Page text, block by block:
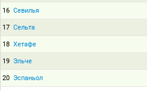
16 Севилья
17 Сельта
18 Хетафе
19 Эльче
20 Эспаньол